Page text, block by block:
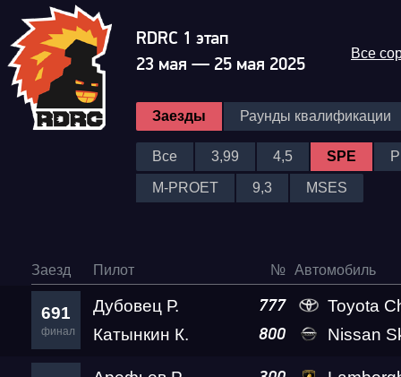
RDRC 1 этап
23 мая — 25 мая 2025
Все
Заезды Раунды квалификации
Все 3,99 4,5 SPE
M-PROET 9,3 MSES
Заезд Пилот № Автомобиль
691
финал
Дубовец Р. 777
Toyota
Катынкин К.
800 Nissan